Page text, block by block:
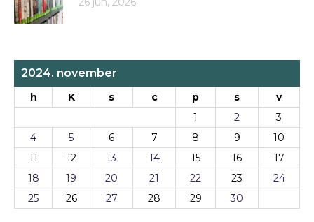
2024. november
h K s c p s
v
1
2
3
4
5 6 7 8 9
10
11
12 13 14 15 16
17
18
19 20 21 22 23
24
25
26 27 28 29 30